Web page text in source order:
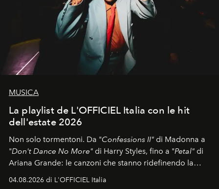
MUSICA
La playlist de L'OFFICIEL Italia con le hit
dell'estate 2026
Non solo tormentoni. Da "Confessions II" di Madonna a
"Don't Dance No More" di Harry Styles, fino a "Petal" di
Ariana Grande: le canzoni che stanno ridefinendo la
04.08.2026 di L'OFFICIEL Italia